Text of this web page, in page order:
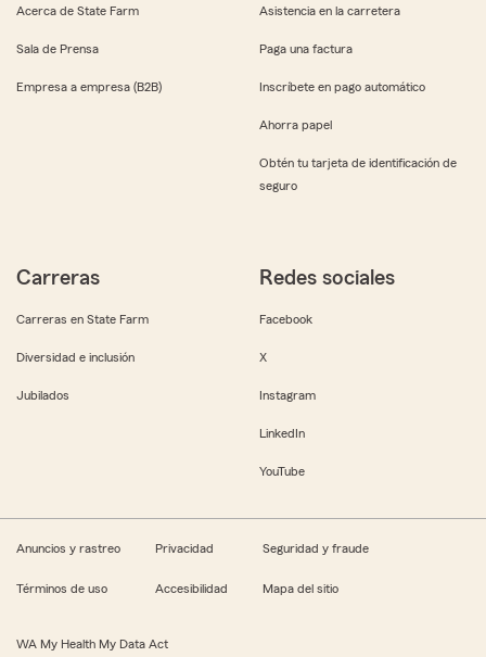
Acerca de State Farm
Sala de Prensa
Empresa a empresa (B2B)
Asistencia en la carretera
Paga una factura
Inscríbete en pago automático
Ahorra papel
Obtén tu tarjeta de identificación de
seguro
Carreras
Carreras en State Farm
Diversidad e inclusión
Jubilados
Redes sociales
Facebook
X
Instagram
LinkedIn
YouTube
Anuncios y rastreo Privacidad Seguridad y fraude
Términos de uso Accesibilidad Mapa del sitio
WA My Health My Data Act